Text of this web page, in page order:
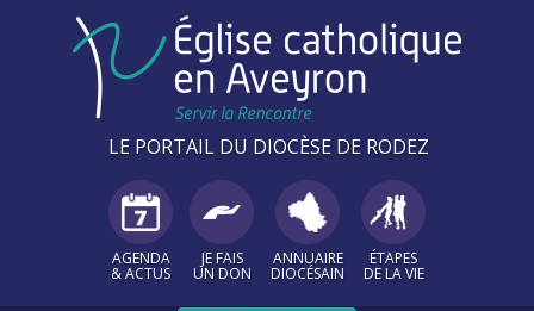
LE PORTAIL DU DIOCÈSE DE RODEZ
AGENDA
& ACTUS
JE FAIS
UN DON
ANNUAIRE
DIOCÉSAIN
ÉTAPES
DE LA VIE
Panneau de gestion des cookies